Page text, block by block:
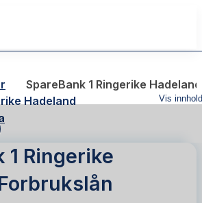
SpareBank 1 Ringerike Hadeland
Vis innhold
Hadeland
1 Ringerike